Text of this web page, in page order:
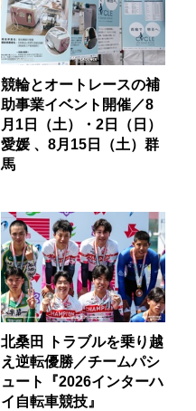
競輪とオートレースの補
助事業イベント開催／8
月1日（土）・2日（日）
愛媛 、8月15日（土）群
馬
北桑田 トラブルを乗り越
え逆転優勝／チームパシ
ュート『2026インターハ
イ自転車競技』